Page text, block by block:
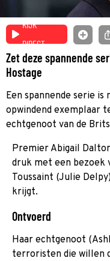
KIJK
DIRECT
Zet deze spannende
Hostage
Een spannende serie
opwindend exemplaar
echtgenoot van de
Premier Abigail
druk met een bezoek
Toussaint (Julie
krijgt.
Ontvoerd
Haar echtgenoot
terroristen die willen